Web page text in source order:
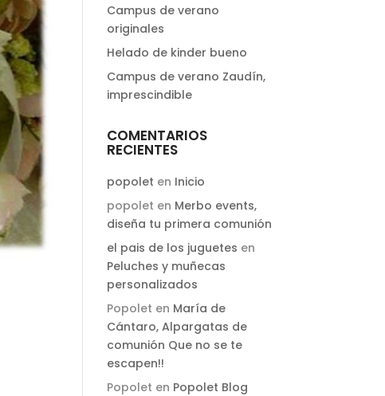
Campus de verano
originales
Helado de kinder bueno
Campus de verano Zaudín,
imprescindible
COMENTARIOS
RECIENTES
popolet en Inicio
popolet en Merbo events,
diseña tu primera comunión
el pais de los juguetes en
Peluches y muñecas
personalizados
Popolet en María de
Cántaro, Alpargatas de
comunión Que no se te
escapen!!
Popolet en Popolet Blog